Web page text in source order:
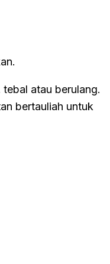
atau berulang.
bertauliah untuk